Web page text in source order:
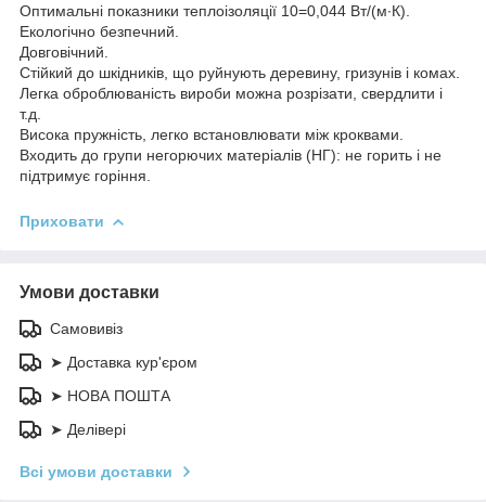
Оптимальні показники теплоізоляції 10=0,044 Вт/(м∙К).
Екологічно безпечний.
Довговічний.
Стійкий до шкідників, що руйнують деревину, гризунів і комах.
Легка оброблюваність вироби можна розрізати, свердлити і
т.д.
Висока пружність, легко встановлювати між кроквами.
Входить до групи негорючих матеріалів (НГ): не горить і не
підтримує горіння.
Приховати
Умови доставки
Самовивіз
➤ Доставка кур'єром
➤ НОВА ПОШТА
➤ Делівері
Всі умови доставки